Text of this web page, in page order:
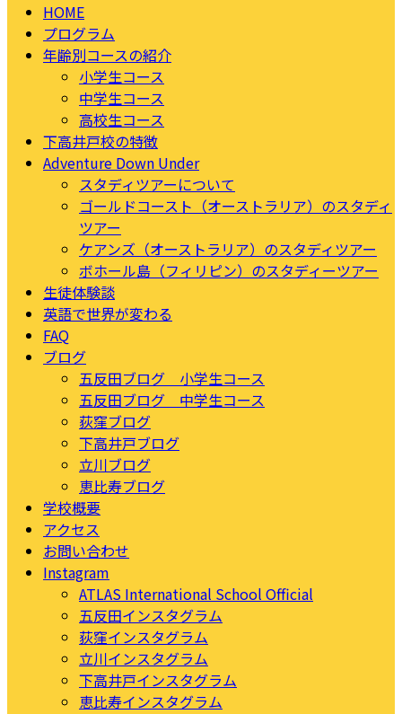
HOME
プログラム
年齢別コースの紹介
小学生コース
中学生コース
高校生コース
下高井戸校の特徴
Adventure Down Under
スタディツアーについて
ゴールドコースト（オーストラリア）のスタディ
ツアー
ケアンズ（オーストラリア）のスタディツアー
ボホール島（フィリピン）のスタディーツアー
生徒体験談
英語で世界が変わる
FAQ
ブログ
五反田ブログ 小学生コース
五反田ブログ 中学生コース
荻窪ブログ
下高井戸ブログ
立川ブログ
恵比寿ブログ
学校概要
アクセス
お問い合わせ
Instagram
ATLAS International School Official
五反田インスタグラム
荻窪インスタグラム
立川インスタグラム
下高井戸インスタグラム
恵比寿インスタグラム